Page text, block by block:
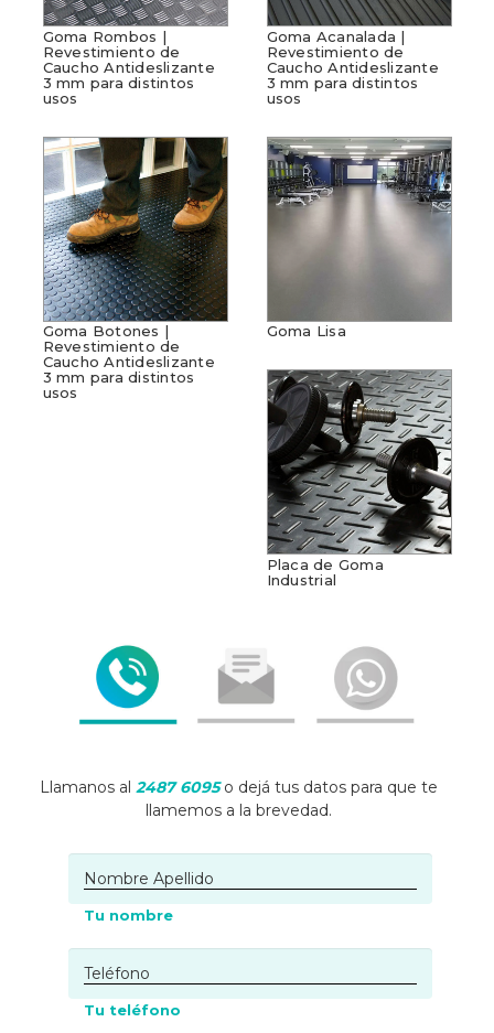
Goma Rombos |
Revestimiento de
Caucho Antideslizante
3 mm para distintos
usos
Goma Acanalada |
Revestimiento de
Caucho Antideslizante
3 mm para distintos
usos
Goma Botones |
Revestimiento de
Caucho Antideslizante
3 mm para distintos
usos
Goma Lisa
Placa de Goma
Industrial
Llamanos al 2487 6095o dejá tus datos para que te
llamemos a la brevedad.
Tu nombre
Tu teléfono